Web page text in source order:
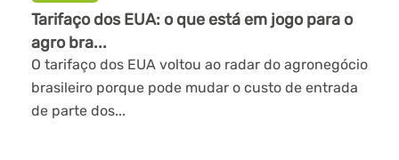
Tarifaço dos EUA: o que está em jogo para o
agro bra...
O tarifaço dos EUA voltou ao radar do agronegócio
brasileiro porque pode mudar o custo de entrada
de parte dos...